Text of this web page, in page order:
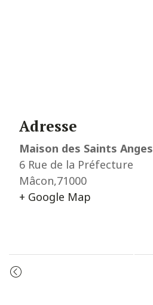
Adresse
Maison des Saints Anges
6 Rue de la Préfecture
Mâcon,71000
+ Google Map
Event